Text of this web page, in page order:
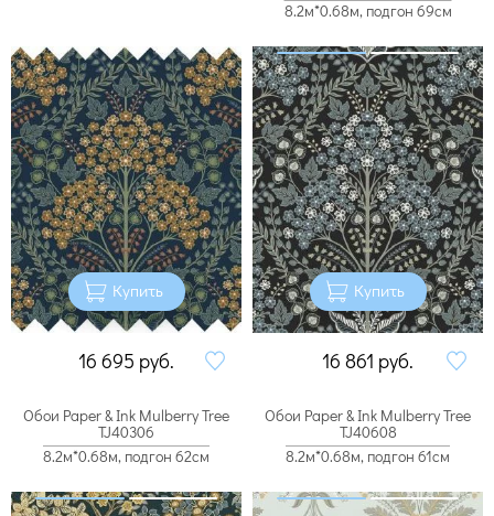
Купить
16 695 руб.
8.2м*0.68м, подгон 69см
Купить
16 861 руб.
Обои Paper & Ink Mulberry Tree
TJ40306
8.2м*0.68м, подгон 62см
Обои Paper & Ink Mulberry Tree
TJ40608
8.2м*0.68м, подгон 61см